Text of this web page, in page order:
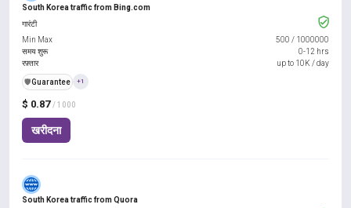
South Korea traffic from Bing.com
$ 0.87 / 1000
खरीदना
गारंटी
Min Max
500 / 1000000
समय शुरू
0-12 hrs
रफ़्तार
up to 10K / day
️🛡️Guarantee +1
South Korea traffic from Quora